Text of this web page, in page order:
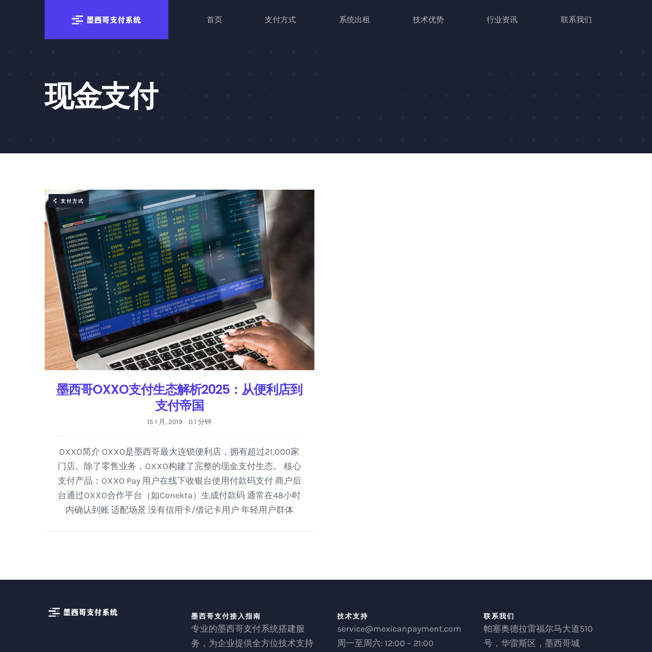
首页 支付方式 系统出租 技术优势 行业资讯 联系我们
现金支付
支付方式
墨西哥OXXO支付生态解析2025：从便利店到
支付帝国
15 1 月, 2019 · 0.1 分钟
OXXO简介 OXXO是墨西哥最大连锁便利店，拥有超过21,000家
门店。除了零售业务，OXXO构建了完整的现金支付生态。 核心
支付产品：OXXO Pay 用户在线下收银台使用付款码支付 商户后
台通过OXXO合作平台（如Conekta）生成付款码 通常在48小时
内确认到账 适配场景 没有信用卡/借记卡用户 年轻用户群体
墨西哥支付接入指南
专业的墨西哥支付系统搭建服
务，为企业提供全方位技术支持
技术支持
service@mexicanpayment.com
周一至周六: 12:00 – 21:00
联系我们
帕塞奥德拉雷福尔马大道510
号，华雷斯区，墨西哥城